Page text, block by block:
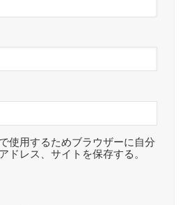
使用するためブラウザーに自分
ドレス、サイトを保存する。